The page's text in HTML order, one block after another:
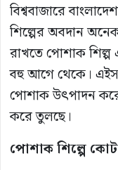
বিশ্ববাজারে
শিল্পের অবদান
রাখতে পোশাক
বহু আগে থেকে।
পোশাক উৎপাদন করে
করে তুলছে।
পোশাক শিল্পে